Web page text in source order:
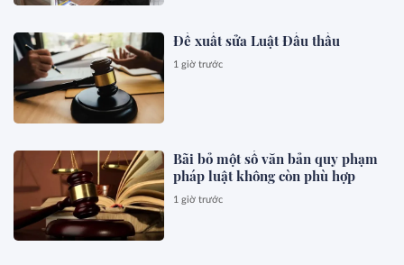
Đề xuất sửa Luật Đấu thầu
1 giờ trước
Bãi bỏ một số văn bản quy phạm
pháp luật không còn phù hợp
1 giờ trước